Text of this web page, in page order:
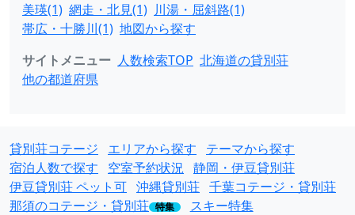
美瑛(1) 網走・北見(1) 川湯・屈斜路(1)
帯広・十勝川(1) 地図から探す
サイトメニュー 人数検索TOP 北海道の貸別荘
他の都道府県
貸別荘コテージ エリアから探す
テーマから探す
宿泊人数で探す
空室予約状況 静岡・伊豆貸別荘
伊豆貸別荘 ペット可 沖縄貸別荘 千葉コテージ・貸別荘
那須のコテージ・貸別荘 特集
スキー特集